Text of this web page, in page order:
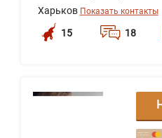
Харьков Показать контакты
15 18